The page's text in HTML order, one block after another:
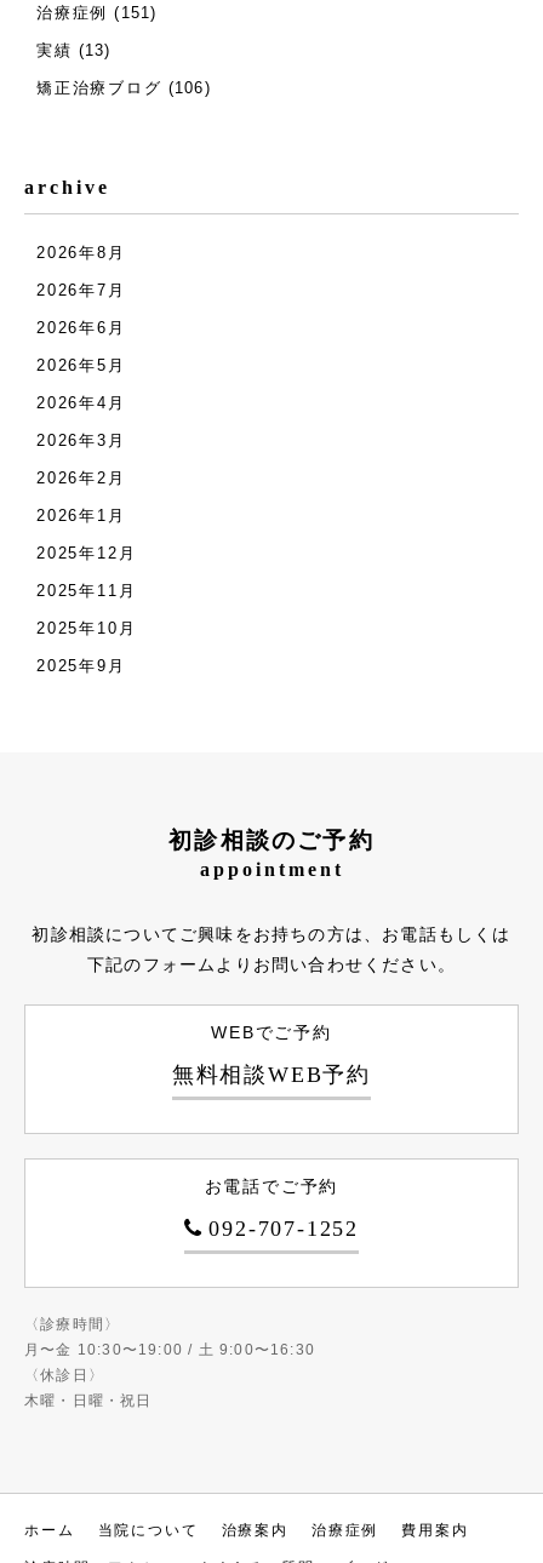
治療症例 (151)
実績 (13)
矯正治療ブログ (106)
archive
2026年8月
2026年7月
2026年6月
2026年5月
2026年4月
2026年3月
2026年2月
2026年1月
2025年12月
2025年11月
2025年10月
2025年9月
初診相談のご予約
appointment
初診相談についてご興味をお持ちの方は、お電話もしくは
下記のフォームよりお問い合わせください。
WEBでご予約
無料相談WEB予約
お電話でご予約
092-707-1252
〈診療時間〉
月〜金 10:30〜19:00 / 土 9:00〜16:30
〈休診日〉
木曜・日曜・祝日
ホーム 当院について 治療案内 治療症例 費用案内